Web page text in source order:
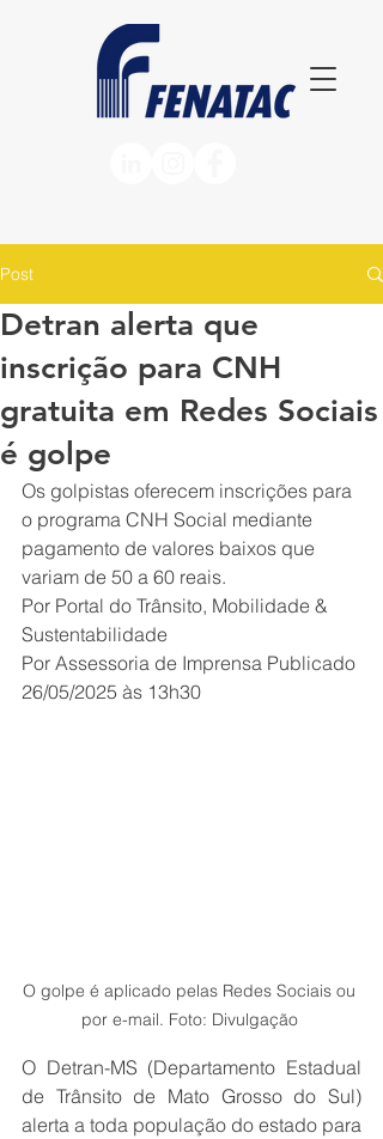
Post
Detran alerta que
inscrição para CNH
gratuita em Redes Sociais
é golpe
Os golpistas oferecem inscrições para
o programa CNH Social mediante
pagamento de valores baixos que
variam de 50 a 60 reais.
Por Portal do Trânsito, Mobilidade &
Sustentabilidade
Por Assessoria de Imprensa Publicado
26/05/2025 às 13h30
O golpe é aplicado pelas Redes Sociais ou
por e-mail. Foto: Divulgação
O Detran-MS (Departamento Estadual
de Trânsito de Mato Grosso do Sul)
alerta a toda população do estado para